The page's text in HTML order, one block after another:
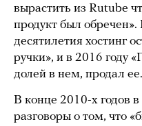
вырастить из Rutube
продукт был
десятилетия хостинг
ручки», и в 2016 году
долей в нем, продал ее.
В конце 2010-х годов
разговоры о том, что